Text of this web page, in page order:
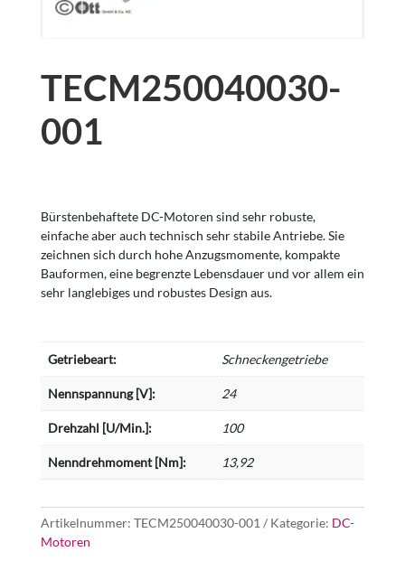
TECM250040030-
001
Bürstenbehaftete DC-Motoren sind sehr robuste,
einfache aber auch technisch sehr stabile Antriebe. Sie
zeichnen sich durch hohe Anzugsmomente, kompakte
Bauformen, eine begrenzte Lebensdauer und vor allem ein
sehr langlebiges und robustes Design aus.
Getriebeart: Schneckengetriebe
Nennspannung [V]: 24
Drehzahl [U/Min.]: 100
Nenndrehmoment [Nm]: 13,92
Artikelnummer: TECM250040030-001 Kategorie: DC-
Motoren